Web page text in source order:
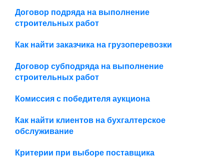
Договор подряда на выполнение
строительных работ
Как найти заказчика на грузоперевозки
Договор субподряда на выполнение
строительных работ
Комиссия с победителя аукциона
Как найти клиентов на бухгалтерское
обслуживание
Критерии при выборе поставщика